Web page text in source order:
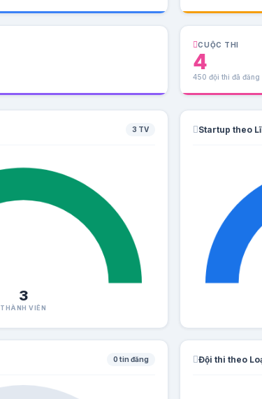
CUỘC THI
4
450 đội thi đã đăng
3 TV
3
THÀNH VIÊN
Startup theo
0 tin đăng Đội thi theo